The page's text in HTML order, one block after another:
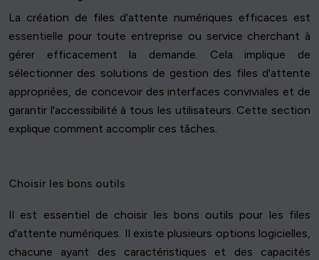
La création de files d'attente numériques efficaces est
essentielle pour toute entreprise ou service cherchant à
gérer efficacement la demande. Cela implique de
sélectionner des solutions de gestion des files d'attente
appropriées, de concevoir des interfaces conviviales et de
garantir l'accessibilité à tous les utilisateurs. Cette section
explique comment accomplir ces tâches.
Choisir les bons outils
Il est essentiel de choisir les bons outils pour les files
d'attente numériques. Il existe plusieurs options logicielles,
chacune ayant des caractéristiques et des capacités